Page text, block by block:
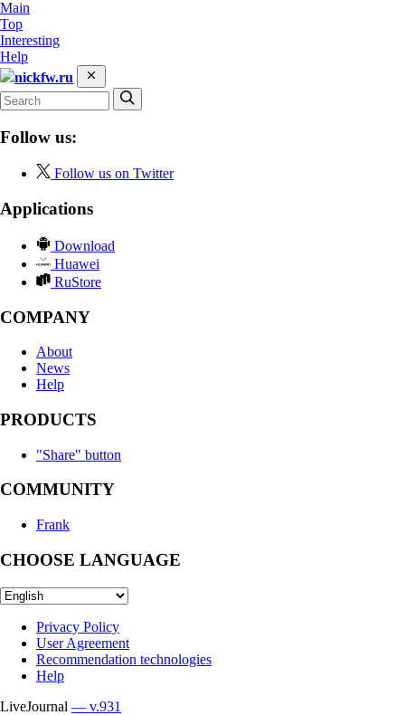
Main
Top
Interesting
Help
nickfw.ru
Follow us:
Follow us on Twitter
Applications
Download
Huawei
RuStore
COMPANY
About
News
Help
PRODUCTS
"Share" button
COMMUNITY
Frank
CHOOSE LANGUAGE
Privacy Policy
User Agreement
Recommendation technologies
Help
LiveJournal — v.931